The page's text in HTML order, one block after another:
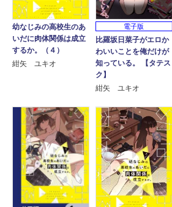
幼なじみの高校生のあ
いだに肉体関係は成立
するか。（４）
紺矢 ユキオ
電子版
比羅坂日菜子がエロか
わいいことを俺だけが
知っている。 【タテス
ク】
紺矢 ユキオ